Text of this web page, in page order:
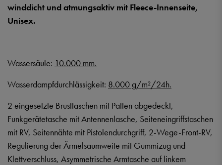
winddicht und atmungsaktiv mit Fleece-Innenseite,
Unisex.
Wassersäule: 10.000 mm.
Wasserdampfdurchlässigkeit: 8.000 g/m²/24h.
2 eingesetzte Brusttaschen mit Patten abgedeckt,
Funkgerätetasche mit Antennenlasche, Seiteneingriffstaschen
mit RV, Seitennähte mit Pistolendurchgriff, 2-Wege-Front-RV,
Regulierung der Ärmelsaumweite mit Gummizug und
Klettverschluss, Asymmetrische Armtasche auf linkem